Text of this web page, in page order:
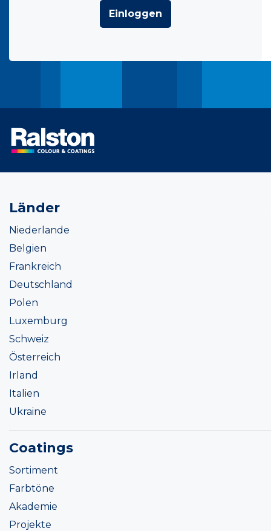
Einloggen
Länder
Niederlande
Belgien
Frankreich
Deutschland
Polen
Luxemburg
Schweiz
Österreich
Irland
Italien
Ukraine
Coatings
Sortiment
Farbtöne
Akademie
Projekte